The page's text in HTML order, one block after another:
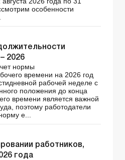
особенности
2026
нормы
времени на 2026 год
рабочей неделе с
положения до конца
времени является важной
поэтому работодатели
е...
работников,
года